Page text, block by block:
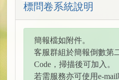
標問卷系統說明
簡報檔如附件。
客服群組於簡報倒數第
Code，掃描後可加入。
若需服務亦可使用e-mail